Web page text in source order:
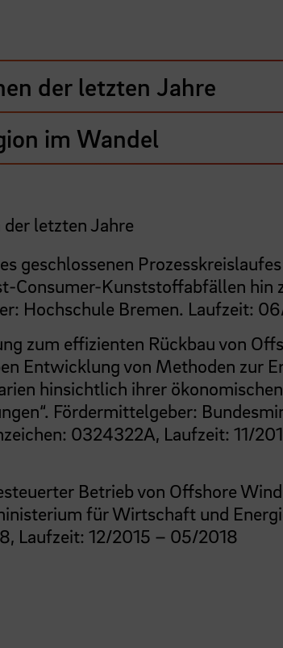
der letzten Jahre
im Wandel
letzten Jahre
geschlossenen
Consumer-Kunststoffabfällen hin
Hochschule Bremen. Laufzeit:
zum effizienten Rückbau von
Entwicklung von Methoden zur
hinsichtlich ihrer
Fördermittelgeber:
0324322A, Laufzeit: 11/
Betrieb von Offshore
für Wirtschaft und
Laufzeit: 12/2015 – 05/2018